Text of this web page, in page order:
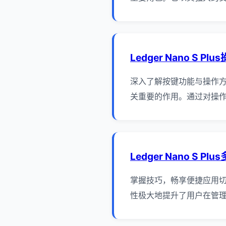
Ledger Nano S Plus
深入了解按键功能与操作
关重要的作用。通过对操
Ledger Nano S Plus
掌握技巧，畅享便捷应用
性极大地提升了用户在管